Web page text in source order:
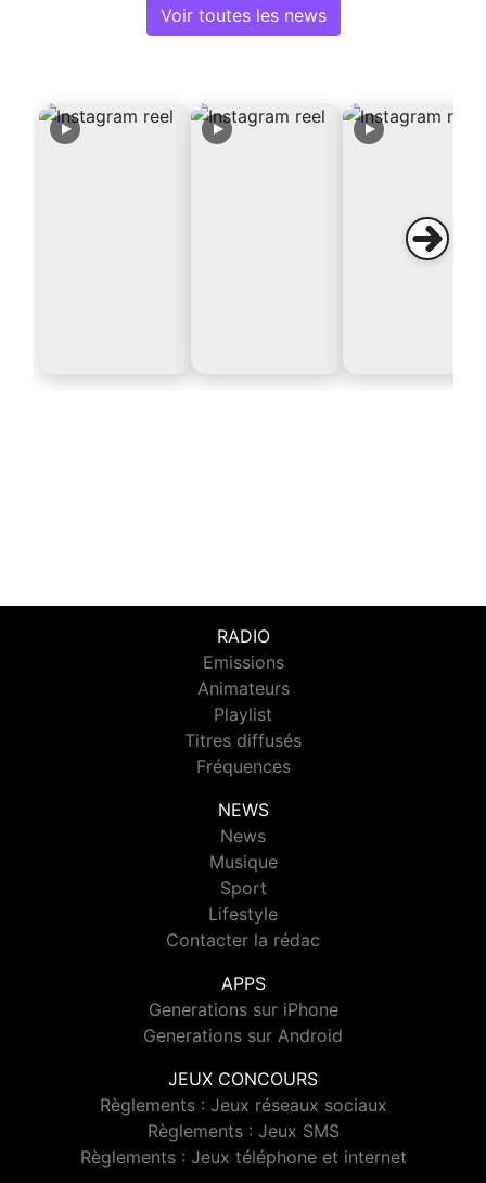
Voir toutes les news
RADIO
Emissions
Animateurs
Playlist
Titres diffusés
Fréquences
NEWS
News
Musique
Sport
Lifestyle
Contacter la rédac
APPS
Generations sur iPhone
Generations sur Android
JEUX CONCOURS
Règlements : Jeux réseaux sociaux
Règlements : Jeux SMS
Règlements : Jeux téléphone et internet